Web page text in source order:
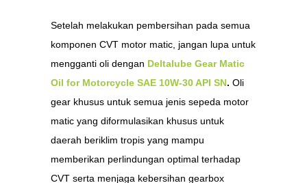
Setelah melakukan pembersihan pada semua
komponen CVT motor matic, jangan lupa untuk
mengganti oli dengan Deltalube Gear Matic
Oil for Motorcycle SAE 10W-30 API SN. Oli
gear khusus untuk semua jenis sepeda motor
matic yang diformulasikan khusus untuk
daerah beriklim tropis yang mampu
memberikan perlindungan optimal terhadap
CVT serta menjaga kebersihan gearbox